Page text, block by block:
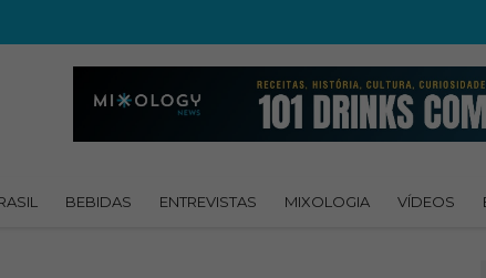
BEBIDAS ENTREVISTAS MIXOLOGIA VÍDEOS